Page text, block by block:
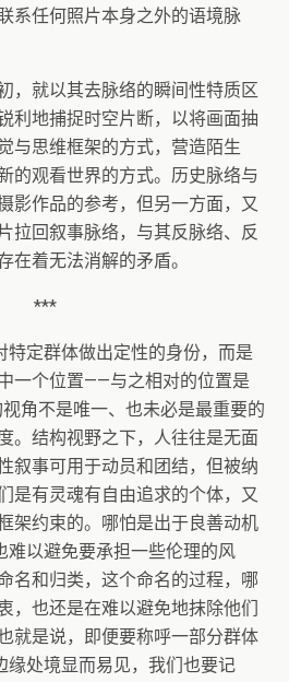
系任何照片本身之外的语境脉
，就以其去脉络的瞬间性特质区
利地捕捉时空片断，以将画面抽
与思维框架的方式，营造陌生
的观看世界的方式。历史脉络与
影作品的参考，但另一方面，又
拉回叙事脉络，与其反脉络、反
在着无法消解的矛盾。
***
特定群体做出定性的身份，而是
一个位置——与之相对的位置是
视角不是唯一、也未必是最重要的
。结构视野之下，人往往是无面
叙事可用于动员和团结，但被纳
是有灵魂有自由追求的个体，又
架约束的。哪怕是出于良善动机
难以避免要承担一些伦理的风
名和归类，这个命名的过程，哪
，也还是在难以避免地抹除他们
就是说，即便要称呼一部分群体
缘处境显而易见，我们也要记